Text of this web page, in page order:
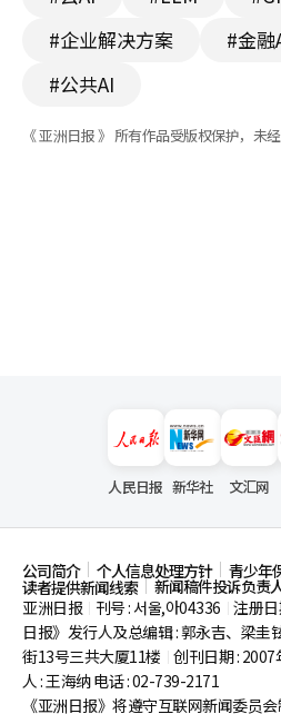
#企业解决方案
#金融
#公共AI
《 亚洲日报 》 所有作品受版权保护，未
人民日报 新华社 文汇网
公司简介 个人信息处理方针 青少年
读者提供新闻线索
新闻稿件投诉负责
亚洲日报
刊号 : 서울,아04336 注册
日报》发行人及总编辑 : 郭永吉、梁圭
街13号三共大厦11楼 创刊日期 :
人 : 王海纳 电话 : 02-739-2171
《亚洲日报》将遵守互联网新闻委员会